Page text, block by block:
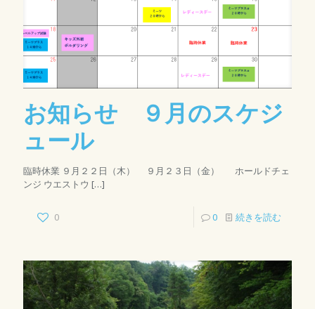
お知らせ ９月のスケジ
ュール
臨時休業 ９月２２日（木） ９月２３日（金） ホールドチェ
ンジ ウエストウ […]
0 0 続きを読む